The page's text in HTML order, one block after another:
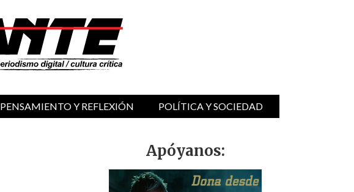
PENSAMIENTO Y REFLEXIÓN POLÍTICA Y SOCIEDAD
Apóyanos: